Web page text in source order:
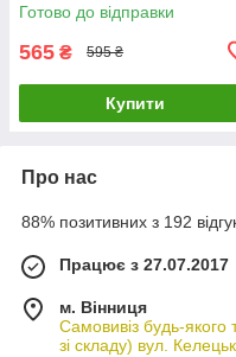
Готово до відправки
565 ₴ 595 ₴
Купити
Про нас
88% позитивних з 192
Працює з 27.07.2017
м. Вінниця
Самовивіз будь-
зі складу) вул.